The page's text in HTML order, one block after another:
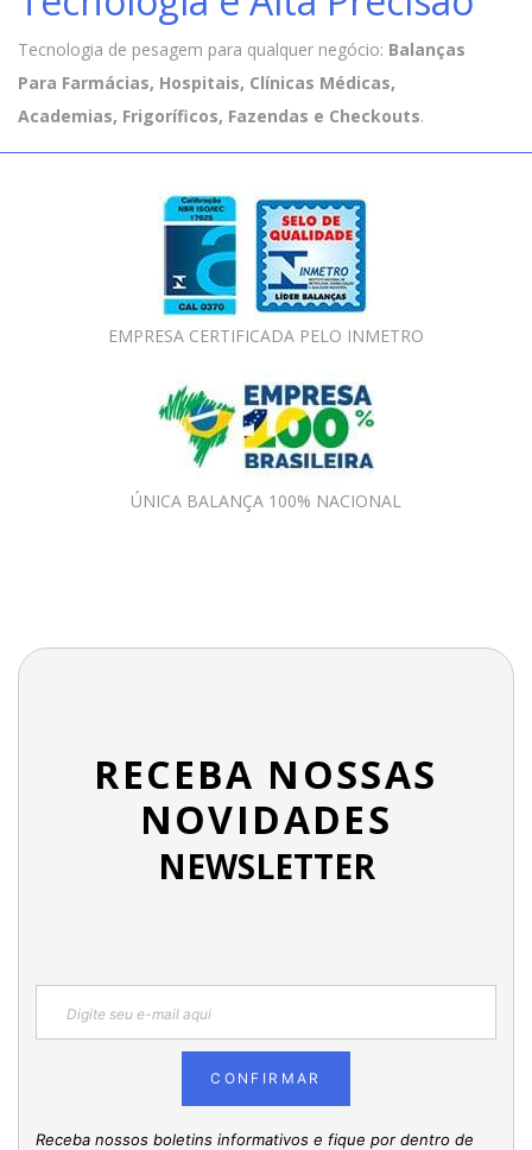
Tecnologia de pesagem para qualquer negócio: Balanças
Para Farmácias, Hospitais, Clínicas Médicas,
Academias, Frigoríficos, Fazendas e Checkouts.
EMPRESA CERTIFICADA PELO INMETRO
ÚNICA BALANÇA 100% NACIONAL
RECEBA NOSSAS
NOVIDADES
NEWSLETTER
CONFIRMAR
Receba nossos boletins informativos e fique por dentro de